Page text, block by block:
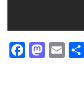
Facebook